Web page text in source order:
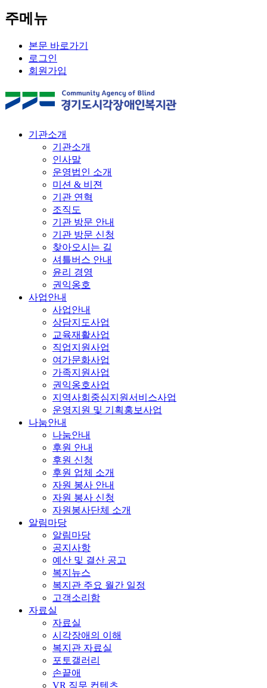
주메뉴
본문 바로가기
로그인
회원가입
기관소개
기관소개
인사말
운영법인 소개
미션 & 비젼
기관 연혁
조직도
기관 방문 안내
기관 방문 신청
찾아오시는 길
셔틀버스 안내
윤리 경영
권익옹호
사업안내
사업안내
상담지도사업
교육재활사업
직업지원사업
여가문화사업
가족지원사업
권익옹호사업
지역사회중심지원서비스사업
운영지원 및 기획홍보사업
나눔안내
나눔안내
후원 안내
후원 신청
후원 업체 소개
자원 봉사 안내
자원 봉사 신청
자원봉사단체 소개
알림마당
알림마당
공지사항
예산 및 결산 공고
복지뉴스
복지관 주요 월간 일정
고객소리함
자료실
자료실
시각장애의 이해
복지관 자료실
포토갤러리
손끝애
VR 직무 컨텐츠